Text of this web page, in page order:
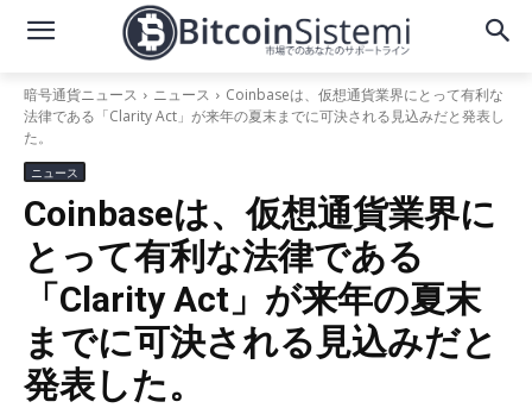
暗号通貨ニュース ニュース
Coinbaseは、仮想通貨業界にとって有利な
法律である「Clarity Act」が来年の夏末までに可決される見込みだと発表し
た。
ニュース
Coinbaseは、仮想通貨業界に
とって有利な法律である
「Clarity Act」が来年の夏末
までに可決される見込みだと
発表した。